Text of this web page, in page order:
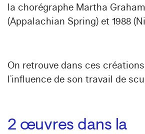
la chorégraphe Martha
(Appalachian Spring) et 1988
On retrouve dans ces
l’influence de son travail de
2 œuvres dans la